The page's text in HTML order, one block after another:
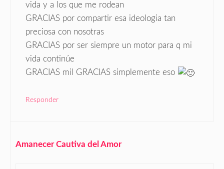
vida y a los que me rodean
GRACIAS por compartir esa ideologia tan
preciosa con nosotras
GRACIAS por ser siempre un motor para q mi
vida continúe
GRACIAS mil GRACIAS simplemente eso
Responder
Amanecer Cautiva del Amor